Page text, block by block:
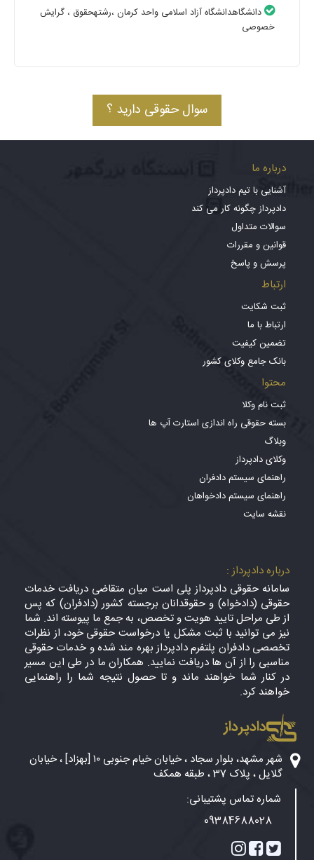
دانشگاهدانشگاه آزاد اسلامی واحد کرمان ،رشتهحقوق ، گرایش
خصوصی
سوال حقوقی دارید ؟
درباره ما
آشنایی با تیم دادپرداز
دادپرداز چگونه کار می کند
سوالات متداول
قوانین و مقررات
پرسش و پاسخ
ارتباط
ثبت شکایت
ارتباط با ما
تضمین کیفیت
بانک جامع وکلای کشور
محتوا
ثبت نام وکلا
بسته حقوقی راه اندازی استارت آپ ها
وبلاگ
وکلای دادپرداز
راهنمای سیستم دادفران
راهنمای سیستم دادخواهان
نقشه سایت
درباره دادپرداز :
سامانه حقوقی دادپرداز پلی است میان متقاضی دریافت خدمات
حقوقی (دادخواه) و حقوقدانان برجسته کشور (دادفران) که پس
از طی مراحل تایید هویت و تخصص، به جمع ما پیوسته اند. شما
نیز می توانید با ثبت مشکل یا درخواست حقوقی خود، از نظرات
تخصصی دادفران پلتفرم دادپرداز بهره مند شده و خدمات حقوقی
مناسبی را از آن ها دریافت نمایید. همکاران ما در طی این مسیر
در کنار شما خواهند ماند و تا حصول نتیجه شما را راهنمایی
خواهند کرد.
دادپرداز
شهر مشهد، بلوار سجاد ، خیابان خیام جنوبی ۱۰ [بهزاد] ، خیابان
گلایل ، پلاک 37 ، طبقه همکف
شماره تماس پشتیبانی:
09384688028